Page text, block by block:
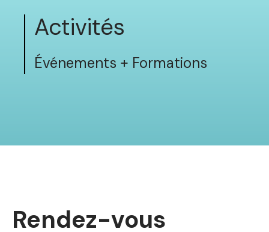
Activités
Événements + Formations
Rendez-vous